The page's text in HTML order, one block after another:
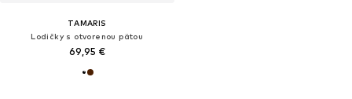
TAMARIS
Lodičky s otvorenou pätou
69,95 €